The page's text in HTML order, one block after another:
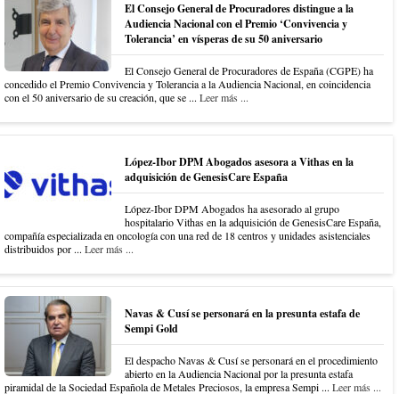
El Consejo General de Procuradores distingue a la
Audiencia Nacional con el Premio ‘Convivencia y
Tolerancia’ en vísperas de su 50 aniversario
El Consejo General de Procuradores de España (CGPE) ha
concedido el Premio Convivencia y Tolerancia a la Audiencia Nacional, en coincidencia
con el 50 aniversario de su creación, que se ... Leer más ...
López-Ibor DPM Abogados asesora a Vithas en la
adquisición de GenesisCare España
López-Ibor DPM Abogados ha asesorado al grupo
hospitalario Vithas en la adquisición de GenesisCare España,
compañía especializada en oncología con una red de 18 centros y unidades asistenciales
distribuidos por ... Leer más ...
Navas & Cusí se personará en la presunta estafa de
Sempi Gold
El despacho Navas & Cusí se personará en el procedimiento
abierto en la Audiencia Nacional por la presunta estafa
piramidal de la Sociedad Española de Metales Preciosos, la empresa Sempi ... Leer más ...